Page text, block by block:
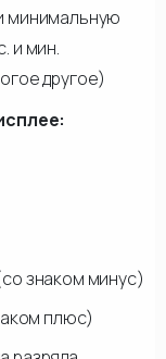
минимальную
и мин.
другое)
знаком минус)
плюс)